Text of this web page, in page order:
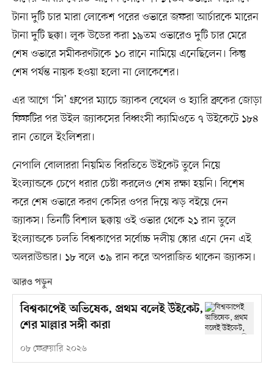
টানা দুটি চার মারা লোকেশ পরের ওভারে জফরা আর্চারকে মারেন
টানা দুটি ছক্কা। লুক উডের করা ১৯তম ওভারেও দুটি চার মেরে
শেষ ওভারে সমীকরণটাকে ১০ রানে নামিয়ে এনেছিলেন। কিন্তু
শেষ পর্যন্ত নায়ক হওয়া হলো না লোকেশের।
এর আগে ‘সি’ গ্রুপের ম্যাচে জ্যাকব বেথেল ও হ্যারি ব্রুকের জোড়া
ফিফটির পর উইল জ্যাকসের বিধ্বংসী ক্যামিওতে ৭ উইকেটে ১৮৪
রান তোলে ইংলিশরা।
নেপালি বোলাররা নিয়মিত বিরতিতে উইকেট তুলে নিয়ে
ইংল্যান্ডকে চেপে ধরার চেষ্টা করলেও শেষ রক্ষা হয়নি। বিশেষ
করে শেষ ওভারে করণ কেসির ওপর দিয়ে ঝড় বইয়ে দেন
জ্যাকস। তিনটি বিশাল ছক্কায় ওই ওভার থেকে ২১ রান তুলে
ইংল্যান্ডকে চলতি বিশ্বকাপের সর্বোচ্চ দলীয় স্কোর এনে দেন এই
অলরাউন্ডার। ১৮ বলে ৩৯ রান করে অপরাজিত থাকেন জ্যাকস।
আরও পড়ুন
বিশ্বকাপেই অভিষেক, প্রথম বলেই উইকেট,
শের মাল্লার সঙ্গী কারা
০৮ ফেব্রুয়ারি ২০২৬